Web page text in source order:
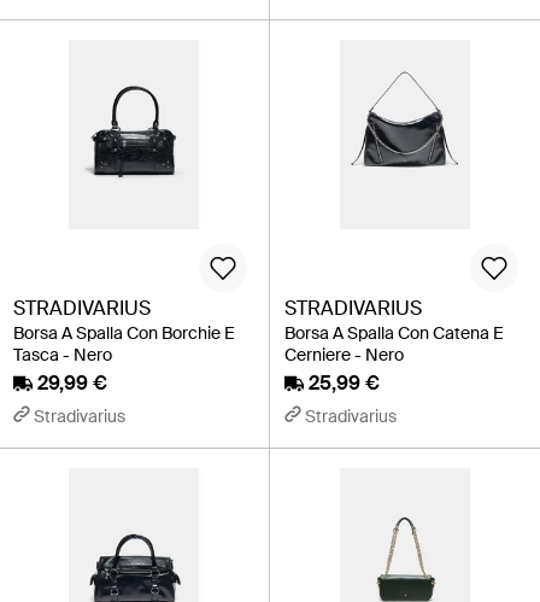
STRADIVARIUS
Borsa A Spalla Con Borchie E
Tasca - Nero
29,99 €
Stradivarius
STRADIVARIUS
Borsa A Spalla Con Catena E
Cerniere - Nero
25,99 €
Stradivarius